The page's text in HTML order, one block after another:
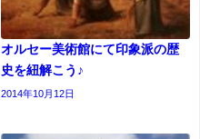
オルセー美術館にて印象派の歴
史を紐解こう♪
2014年10月12日